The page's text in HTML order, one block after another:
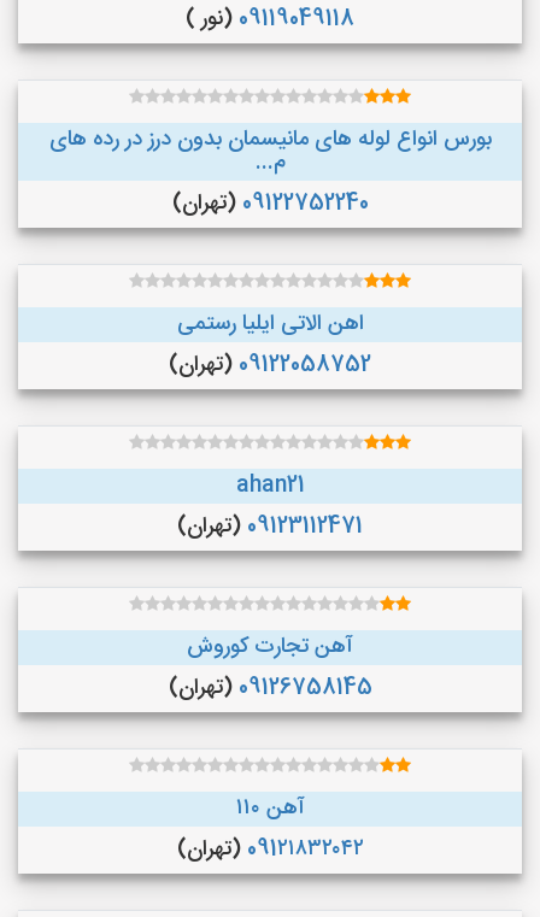
09119049118 (نور )
بورس انواع لوله های مانیسمان بدون درز در رده های
م...
09122752240 (تهران)
اهن الاتی ایلیا رستمی
09122058752 (تهران)
ahan21
09123112471 (تهران)
آهن تجارت کوروش
09126758145 (تهران)
آهن ۱۱۰
091۲۱۸۳۲۰۴۲ (تهران)